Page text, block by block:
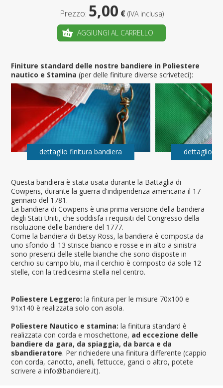
Questa bandiera è stata usata durante la Battaglia di
Cowpens, durante la guerra d'indipendenza americana il 17
gennaio del 1781.
La bandiera di Cowpens è una prima versione della bandiera
degli Stati Uniti, che soddisfa i requisiti del Congresso della
risoluzione delle bandiere del 1777.
Come la bandiera di Betsy Ross, la bandiera è composta da
uno sfondo di 13 strisce bianco e rosse e in alto a sinistra
sono presenti delle stelle bianche che sono disposte in
cerchio su campo blu, ma il cerchio è composto da sole 12
stelle, con la tredicesima stella nel centro.
Poliestere Leggero: la finitura per le misure 70x100 e
91x140 è realizzata solo con asola.
Poliestere Nautico e stamina: la finitura standard è
realizzata con corda e moschettone, ad eccezione delle
bandiere da gara, da spiaggia, da barca e da
sbandieratore. Per richiedere una finitura differente (cappio
con corda, canotto, anelli, fettucce, ganci o altro, potete
scrivere a info@bandiere.it).
Prezzo: 5,00 € (IVA inclusa)
AGGIUNGI AL CARRELLO
Finiture standard delle nostre bandiere in Poliestere
nautico e Stamina(per delle finiture diverse scriveteci):
dettaglio finitura bandiera dettaglio